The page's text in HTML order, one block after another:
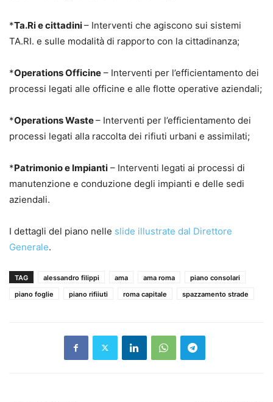
*Ta.Ri e cittadini– Interventi che agiscono sui sistemi
TA.RI. e sulle modalità di rapporto con la cittadinanza;
*Operations Officine – Interventi per l’efficientamento dei
processi legati alle officine e alle flotte operative aziendali;
*Operations Waste– Interventi per l’efficientamento dei
processi legati alla raccolta dei rifiuti urbani e assimilati;
*Patrimonio e Impianti – Interventi legati ai processi di
manutenzione e conduzione degli impianti e delle sedi
aziendali.
I dettagli del piano nelle slide illustrate dal Direttore
Generale.
TAG alessandro filippi ama ama roma
piano consolari
piano foglie
piano rifiiuti roma capitale spazzamento strade